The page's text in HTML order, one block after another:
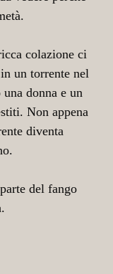
colazione ci
un torrente nel
donna e un
Non appena
diventa
del fango